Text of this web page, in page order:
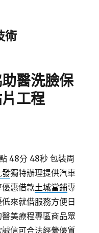
術
醫洗臉保
工程
48分 48秒 包裝周
發獨特辦理提供汽車
惠借款土城當鋪專
來就借服務方便日
美療程專區商品眾
信可合法經營優質